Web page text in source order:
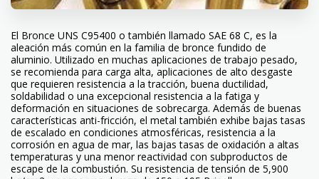
El Bronce UNS C95400 o también llamado SAE 68 C, es la
aleación más común en la familia de bronce fundido de
aluminio. Utilizado en muchas aplicaciones de trabajo pesado,
se recomienda para carga alta, aplicaciones de alto desgaste
que requieren resistencia a la tracción, buena ductilidad,
soldabilidad o una excepcional resistencia a la fatiga y
deformación en situaciones de sobrecarga. Además de buenas
características anti-fricción, el metal también exhibe bajas tasas
de escalado en condiciones atmosféricas, resistencia a la
corrosión en agua de mar, las bajas tasas de oxidación a altas
temperaturas y una menor reactividad con subproductos de
escape de la combustión. Su resistencia de tensión de 5,900